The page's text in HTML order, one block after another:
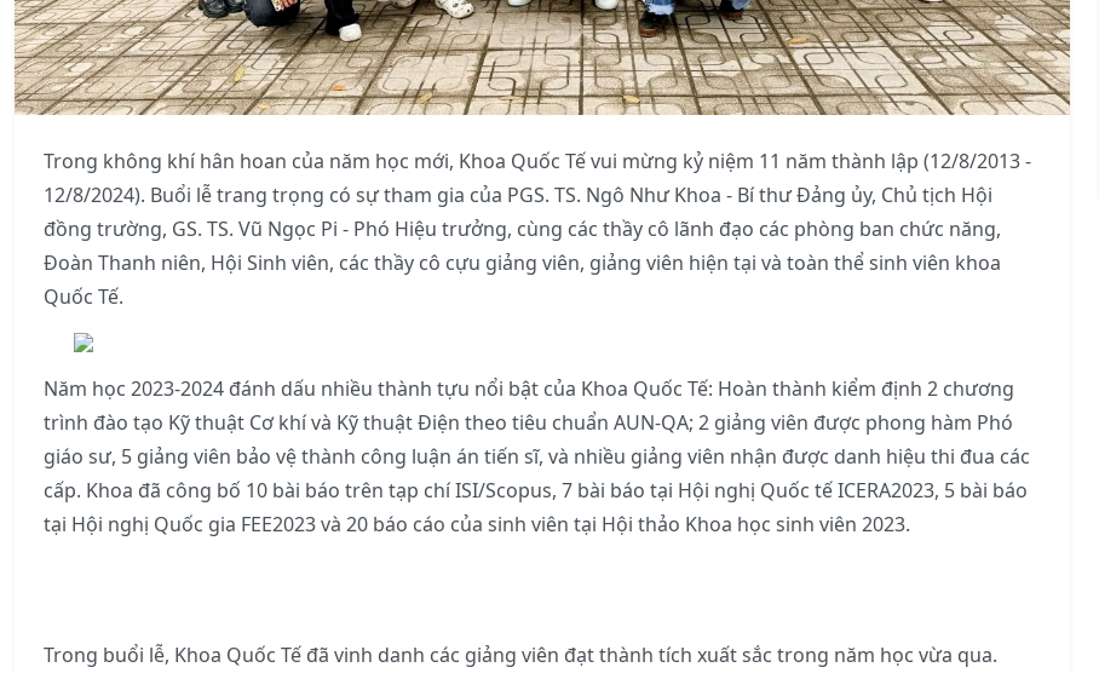
Trong không khí hân hoan của năm học mới, Khoa Quốc Tế vui mừng kỷ niệm 11 năm thành lập (12/8/2013 -
12/8/2024). Buổi lễ trang trọng có sự tham gia của PGS. TS. Ngô Như Khoa - Bí thư Đảng ủy, Chủ tịch Hội
đồng trường, GS. TS. Vũ Ngọc Pi - Phó Hiệu trưởng, cùng các thầy cô lãnh đạo các phòng ban chức năng,
Đoàn Thanh niên, Hội Sinh viên, các thầy cô cựu giảng viên, giảng viên hiện tại và toàn thể sinh viên khoa
Quốc Tế.
Năm học 2023-2024 đánh dấu nhiều thành tựu nổi bật của Khoa Quốc Tế: Hoàn thành kiểm định 2 chương
trình đào tạo Kỹ thuật Cơ khí và Kỹ thuật Điện theo tiêu chuẩn AUN-QA; 2 giảng viên được phong hàm Phó
giáo sư, 5 giảng viên bảo vệ thành công luận án tiến sĩ, và nhiều giảng viên nhận được danh hiệu thi đua các
cấp. Khoa đã công bố 10 bài báo trên tạp chí ISI/Scopus, 7 bài báo tại Hội nghị Quốc tế ICERA2023, 5 bài báo
tại Hội nghị Quốc gia FEE2023 và 20 báo cáo của sinh viên tại Hội thảo Khoa học sinh viên 2023.
Trong buổi lễ, Khoa Quốc Tế đã vinh danh các giảng viên đạt thành tích xuất sắc trong năm học vừa qua.